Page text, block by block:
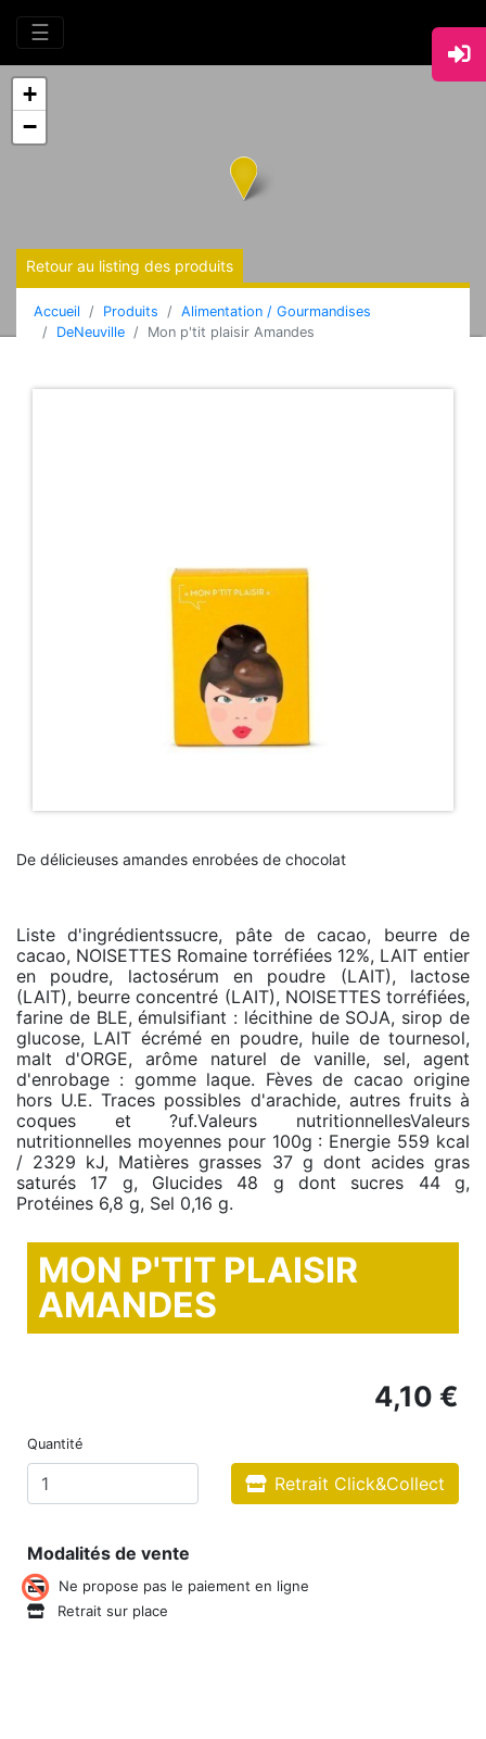
☰
+
−
Retour au listing des produits
Accueil Produits
Alimentation / Gourmandises
DeNeuville
Mon p'tit plaisir Amandes
De délicieuses amandes enrobées de chocolat
Liste d'ingrédientssucre, pâte de cacao, beurre de
cacao, NOISETTES Romaine torréfiées 12%, LAIT entier
en poudre, lactosérum en poudre (LAIT), lactose
(LAIT), beurre concentré (LAIT), NOISETTES torréfiées,
farine de BLE, émulsifiant : lécithine de SOJA, sirop de
glucose, LAIT écrémé en poudre, huile de tournesol,
malt d'ORGE, arôme naturel de vanille, sel, agent
d'enrobage : gomme laque. Fèves de cacao origine
hors U.E. Traces possibles d'arachide, autres fruits à
coques et ?uf.Valeurs nutritionnellesValeurs
nutritionnelles moyennes pour 100g : Energie 559 kcal
/ 2329 kJ, Matières grasses 37 g dont acides gras
saturés 17 g, Glucides 48 g dont sucres 44 g,
Protéines 6,8 g, Sel 0,16 g.
MON P'TIT PLAISIR
AMANDES
4,10 €
Quantité
Retrait Click&Collect
Modalités de vente
Ne propose pas le paiement en ligne
Retrait sur place